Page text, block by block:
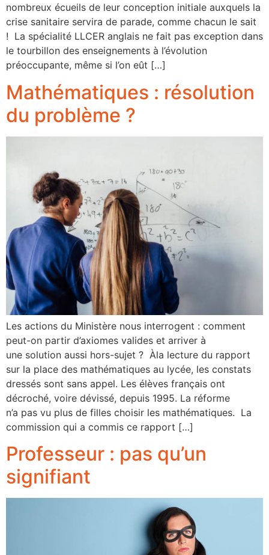
nombreux écueils de leur conception initiale auxquels la
crise sanitaire servira de parade, comme chacun le sait
! La spécialité LLCER anglais ne fait pas exception dans
le tourbillon des enseignements à l’évolution
préoccupante, même si l’on eût […]
Mathématiques : résolution
du problème ?
Les actions du Ministère nous interrogent : comment
peut-on partir d’axiomes valides et arriver à
une solution aussi hors-sujet ? Àla lecture du rapport
sur la place des mathématiques au lycée, les constats
dressés sont sans appel. Les élèves français ont
décroché, voire dévissé, depuis 1995. La réforme
n’a pas vu plus de filles choisir les mathématiques. La
commission qui a commis ce rapport […]
Professeur : pas qu’un
signifiant